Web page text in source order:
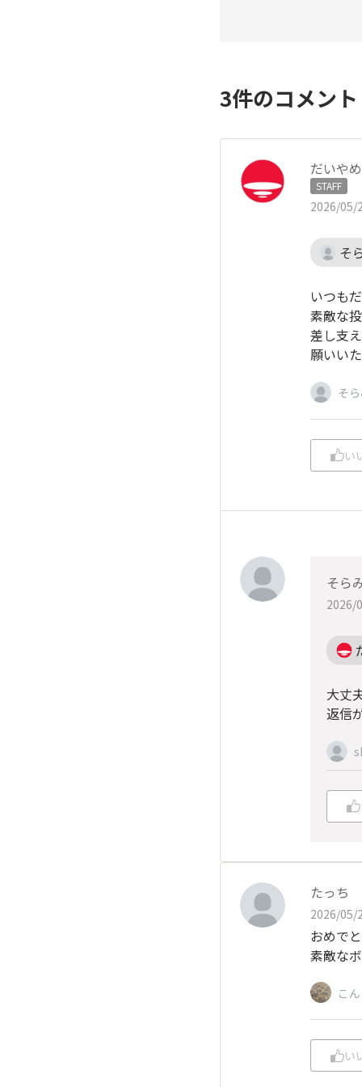
3件のコメント
だいや
STAFF
2026/05/
そ
いつも
素敵な
差し支
願いい
そ
い
そら
2026/
大丈
返信
たっち
2026/05/
おめで
素敵な
こ
い